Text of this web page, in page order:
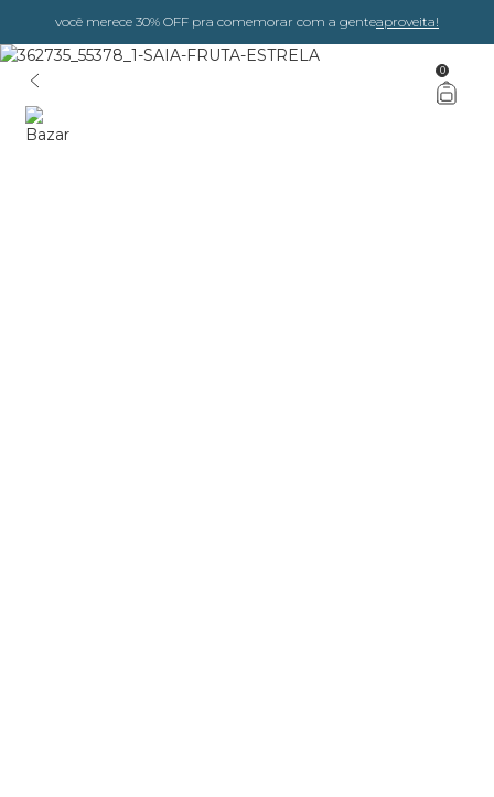
você merece 30% OFF pra comemorar com a genteaproveita!
0